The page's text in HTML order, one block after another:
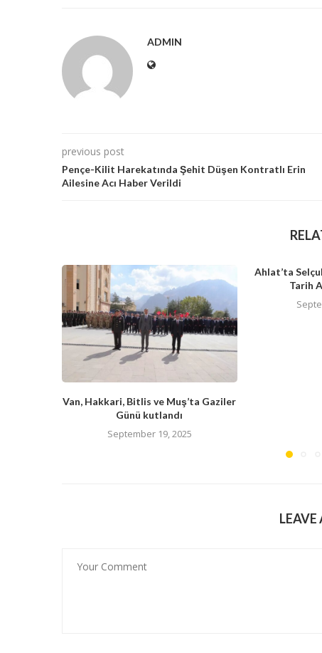
ADMIN
previous post
Pençe-Kilit Harekatında Şehit Düşen Kontratlı Erin
Ailesine Acı Haber Verildi
Van, Hakkari, Bitlis ve Muş’ta Gaziler
Günü kutlandı
September 19, 2025
Ahlat’ta
Tarih